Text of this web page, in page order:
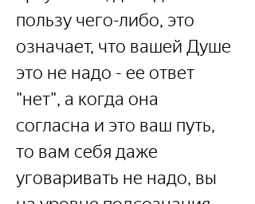
пользу чего-либо, это
означает, что вашей Душе
это не надо - ее ответ
"нет", а когда она
согласна и это ваш путь,
то вам себя даже
уговаривать не надо, вы